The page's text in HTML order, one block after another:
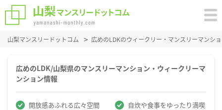
山梨マンスリードットコム 広めのLDKのウィークリー・マンスリーマンシ
広めのLDK/山梨県のマンスリーマンション・ウィークリーマ
ンション情報
開放感あふれる広々空間 自炊や食事をゆったり満喫